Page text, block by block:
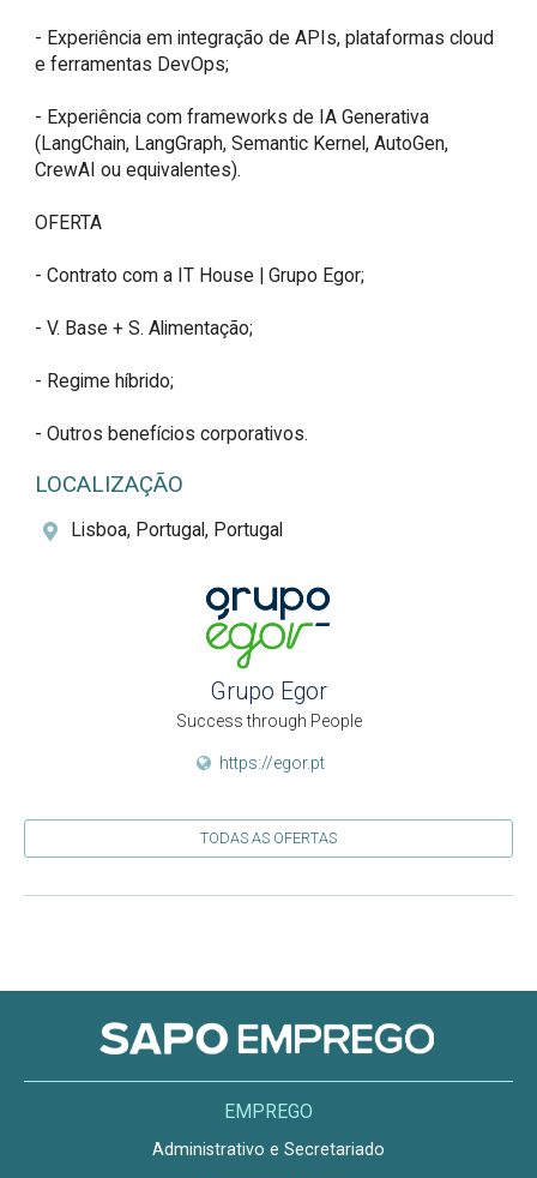
- Experiência em integração de APIs, plataformas cloud
e ferramentas DevOps;
- Experiência com frameworks de IA Generativa
(LangChain, LangGraph, Semantic Kernel, AutoGen,
CrewAI ou equivalentes).
OFERTA
- Contrato com a IT House | Grupo Egor;
- V. Base + S. Alimentação;
- Regime híbrido;
- Outros benefícios corporativos.
LOCALIZAÇÃO
Lisboa, Portugal, Portugal
Grupo Egor
Success through People
https://egor.pt
TODAS AS OFERTAS
EMPREGO
Administrativo e Secretariado